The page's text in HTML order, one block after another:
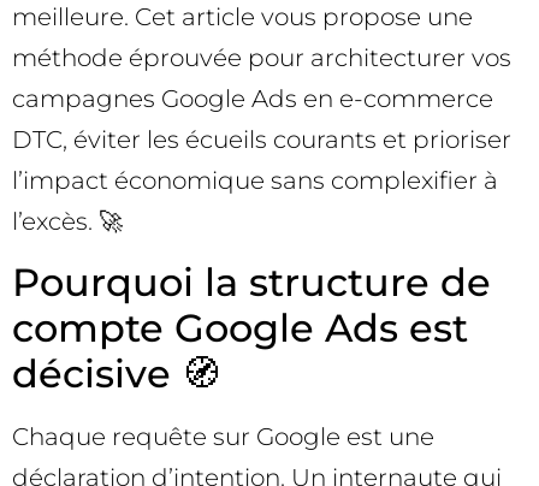
meilleure. Cet article vous propose une
méthode éprouvée pour architecturer vos
campagnes Google Ads en e-commerce
DTC, éviter les écueils courants et prioriser
l’impact économique sans complexifier à
l’excès. 🚀
Pourquoi la structure de
compte Google Ads est
décisive 🧭
Chaque requête sur Google est une
déclaration d’intention. Un internaute qui